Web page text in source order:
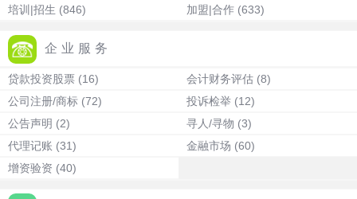
培训|招生 (846) 加盟|合作 (633)
企业服务
贷款投资股票 (16) 会计财务评估 (8)
公司注册/商标 (72) 投诉检举 (12)
公告声明 (2) 寻人/寻物 (3)
代理记账 (31) 金融市场 (60)
增资验资 (40)